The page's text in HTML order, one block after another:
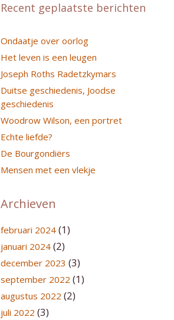
Recent geplaatste berichten
Ondaatje over oorlog
Het leven is een leugen
Joseph Roths Radetzkymars
Duitse geschiedenis, Joodse
geschiedenis
Woodrow Wilson, een portret
Echte liefde?
De Bourgondiërs
Mensen met een vlekje
Archieven
februari 2024 (1)
januari 2024 (2)
december 2023 (3)
september 2022 (1)
augustus 2022 (2)
juli 2022 (3)